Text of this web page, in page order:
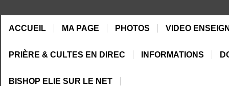
ACCUEIL MA PAGE PHOTOS VIDEO
PRIÈRE & CULTES EN DIREC INFORMATIONS
BISHOP ELIE SUR LE NET